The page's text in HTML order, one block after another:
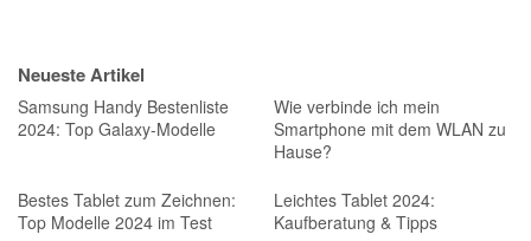
Neueste Artikel
Samsung Handy Bestenliste
2024: Top Galaxy-Modelle
Wie verbinde ich mein
Smartphone mit dem WLAN zu
Hause?
Bestes Tablet zum Zeichnen:
Top Modelle 2024 im Test
Leichtes Tablet 2024:
Kaufberatung & Tipps